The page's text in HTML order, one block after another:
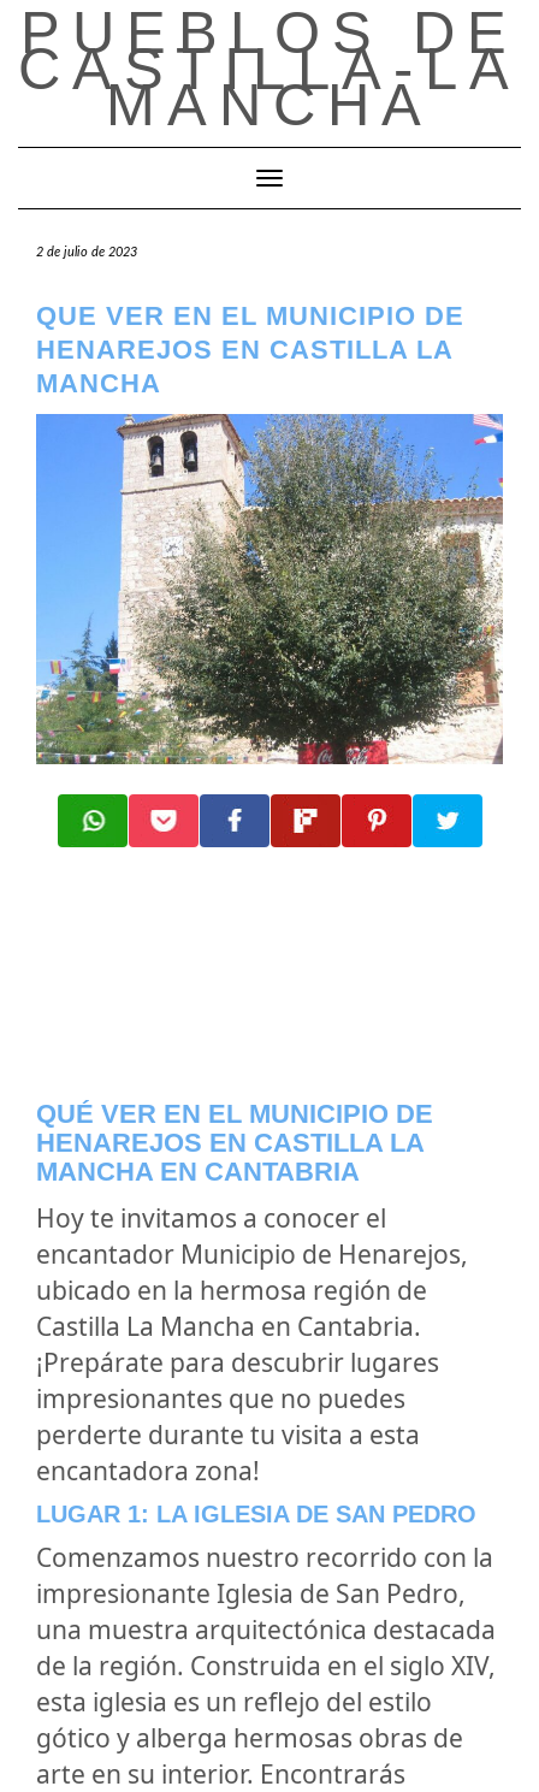
Saltar
contenido
PUEBLOS DE
CASTILLA-LA
MANCHA
Cambiar modo de navegación
2 de julio de 2023
QUE VER EN EL MUNICIPIO DE
HENAREJOS EN CASTILLA LA
MANCHA
QUÉ VER EN EL MUNICIPIO DE
HENAREJOS EN CASTILLA LA
MANCHA EN CANTABRIA
Hoy te invitamos a conocer el
encantador Municipio de Henarejos,
ubicado en la hermosa región de
Castilla La Mancha en Cantabria.
¡Prepárate para descubrir lugares
impresionantes que no puedes
perderte durante tu visita a esta
encantadora zona!
LUGAR 1: LA IGLESIA DE SAN PEDRO
Comenzamos nuestro recorrido con la
impresionante Iglesia de San Pedro,
una muestra arquitectónica destacada
de la región. Construida en el siglo XIV,
esta iglesia es un reflejo del estilo
gótico y alberga hermosas obras de
arte en su interior. Encontrarás